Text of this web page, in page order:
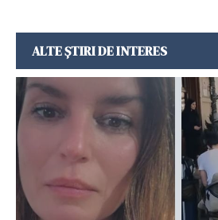
ALTE ȘTIRI DE INTERES